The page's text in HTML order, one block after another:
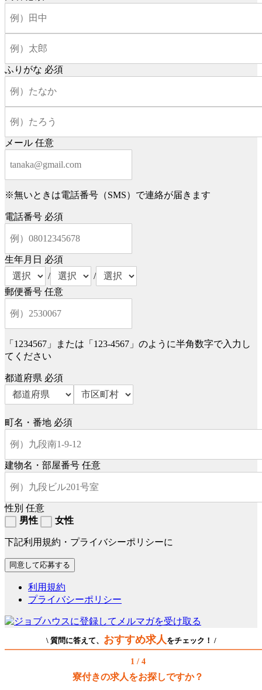
ふりがな 必須
メール 任意
※無いときは電話番号（SMS）で連絡が届きます
電話番号 必須
生年月日 必須
/
/
郵便番号 任意
「1234567」または「123-4567」のように半角数字で入力し
てください
都道府県 必須
町名・番地 必須
建物名・部屋番号 任意
性別 任意
男性
女性
下記利用規約・プライバシーポリシーに
利用規約
プライバシーポリシー
\ 質問に答えて、 おすすめ求人をチェック！ /
1 / 4
寮付きの求人をお探しですか？